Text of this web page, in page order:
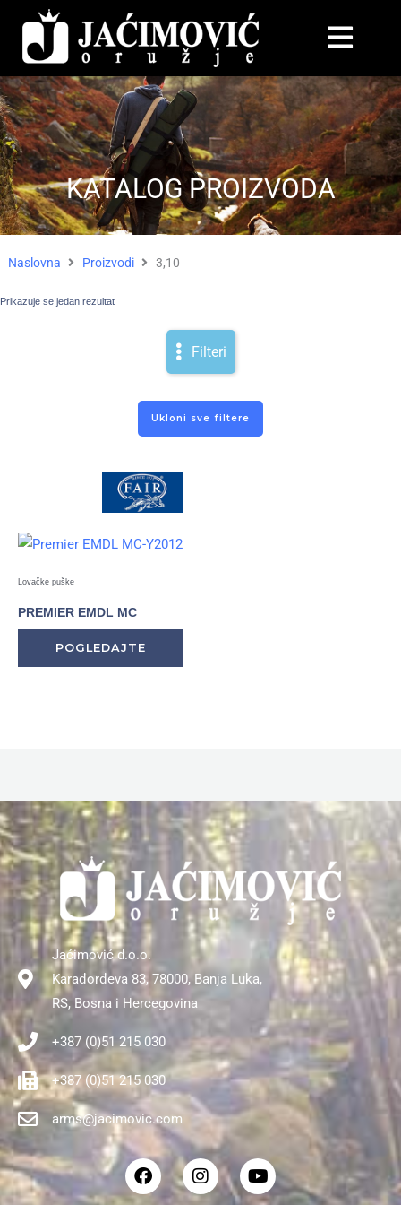
KATALOG PROIZVODA
Naslovna Proizvodi 3,10
Prikazuje se jedan rezultat
Filteri
Ukloni sve filtere
Lovačke puške
PREMIER EMDL MC
POGLEDAJTE
Jaćimović d.o.o.
Karađorđeva 83, 78000, Banja Luka,
RS, Bosna i Hercegovina
+387 (0)51 215 030
+387 (0)51 215 030
arms@jacimovic.com
F
a
c
I
n
s
Y
o
u